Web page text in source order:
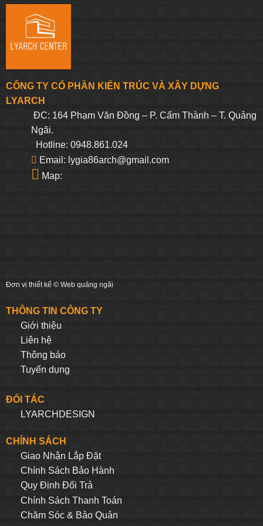
412.500₫.
CÔNG TY CỔ PHẦN KIẾN TRÚC VÀ XÂY DỰNG
LYARCH
ĐC: 164 Phạm Văn Đồng – P. Cẩm Thành – T. Quảng
Ngãi.
Hotline: 0948.861.024
Email: lygia86arch@gmail.com
Map:
Đơn vị thiết kế © Web quảng ngãi
THÔNG TIN CÔNG TY
Giới thiệu
Liên hệ
Thông báo
Tuyển dụng
ĐỐI TÁC
LYARCHDESIGN
CHÍNH SÁCH
Giao Nhận Lắp Đặt
Chính Sách Bảo Hành
Quy Định Đối Trả
Chính Sách Thanh Toán
Chăm Sóc & Bảo Quản